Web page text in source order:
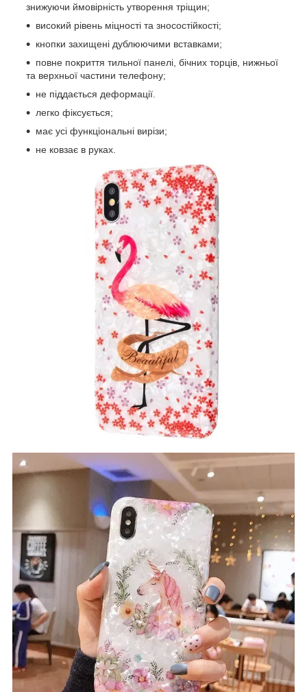
знижуючи ймовірність утворення тріщин;
високий рівень міцності та зносостійкості;
кнопки захищені дублюючими вставками;
повне покриття тильної панелі, бічних торців, нижньої
та верхньої частини телефону;
не піддається деформації.
легко фіксується;
має усі функціональні вирізи;
не ковзає в руках.